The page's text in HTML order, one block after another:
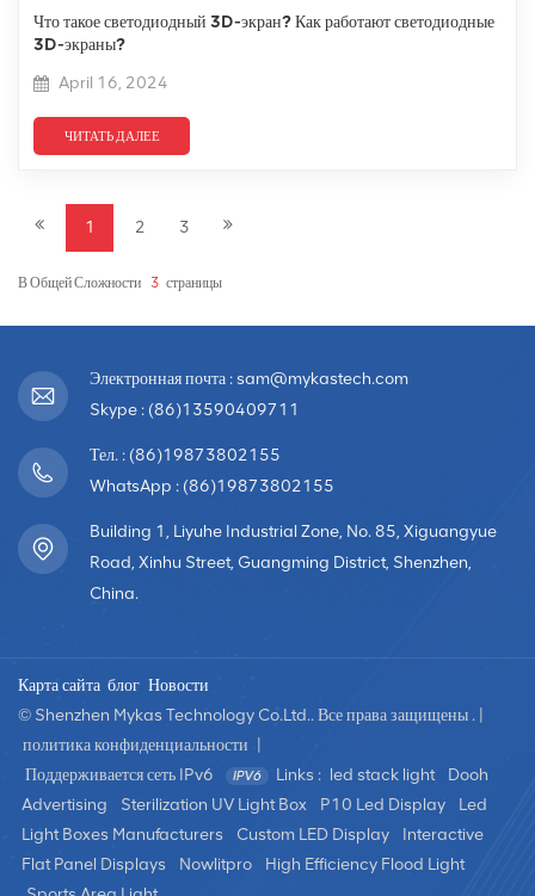
Что такое светодиодный 3D-экран? Как работают светодиодные
3D-экраны?
April 16, 2024
ЧИТАТЬ ДАЛЕЕ
1 2 3
В Общей Сложности 3 Страницы
Электронная почта : sam@mykastech.com
Skype : (86)13590409711
Тел. : (86)19873802155
WhatsApp : (86)19873802155
Building 1, Liyuhe Industrial Zone, No. 85, Xiguangyue
Road, Xinhu Street, Guangming District, Shenzhen,
China.
Карта сайта блог Новости
© Shenzhen Mykas Technology Co.Ltd.. Все права защищены . |
политика конфиденциальности
Поддерживается сеть IPv6
Links : led stack light
Dooh
Advertising
Sterilization UV Light Box P10 Led Display
Led
Light Boxes Manufacturers
Custom LED Display
Interactive
Flat Panel Displays
Nowlitpro
High Efficiency Flood Light